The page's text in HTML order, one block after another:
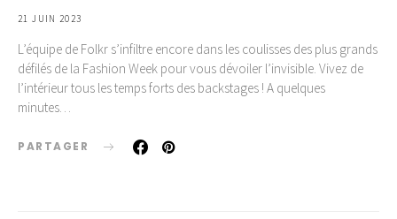
21 JUIN 2023
L’équipe de Folkr s’infiltre encore dans les coulisses des plus grands
défilés de la Fashion Week pour vous dévoiler l’invisible. Vivez de
l’intérieur tous les temps forts des backstages ! A quelques
minutes…
PARTAGER